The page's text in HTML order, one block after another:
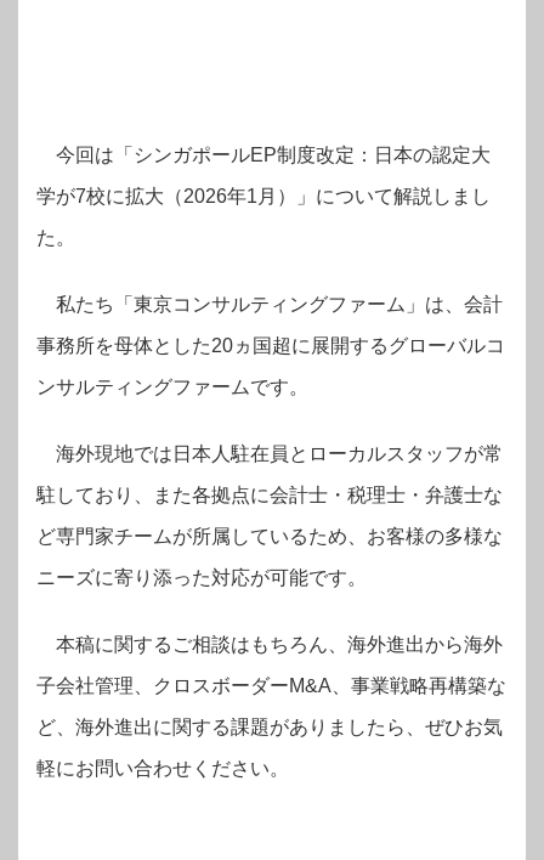
今回は「シンガポールEP制度改定：日本の認定大
学が7校に拡大（2026年1月）」について解説しまし
た。
私たち「東京コンサルティングファーム」は、会計
事務所を母体とした20ヵ国超に展開するグローバルコ
ンサルティングファームです。
海外現地では日本人駐在員とローカルスタッフが常
駐しており、また各拠点に会計士・税理士・弁護士な
ど専門家チームが所属しているため、お客様の多様な
ニーズに寄り添った対応が可能です。
本稿に関するご相談はもちろん、海外進出から海外
子会社管理、クロスボーダーM&A、事業戦略再構築な
ど、海外進出に関する課題がありましたら、ぜひお気
軽にお問い合わせください。